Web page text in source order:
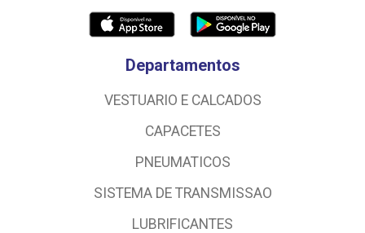
Departamentos
VESTUARIO E CALCADOS
CAPACETES
PNEUMATICOS
SISTEMA DE TRANSMISSAO
LUBRIFICANTES